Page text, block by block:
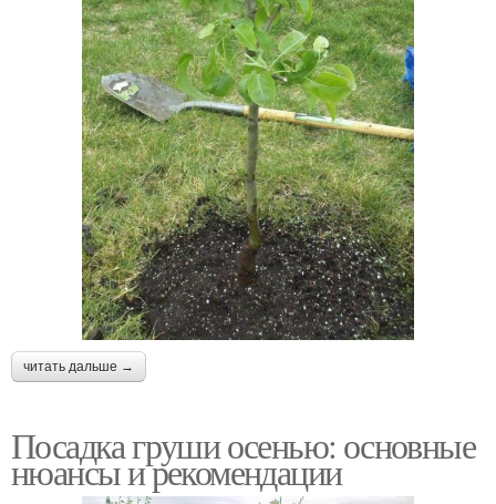
читать дальше →
Посадка груши осенью: основные
нюансы и рекомендации